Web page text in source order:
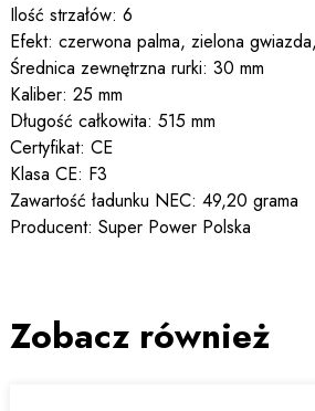
Ilość strzałów: 6
Efekt: czerwona palma, zielona
Średnica zewnętrzna rurki: 30 mm
Kaliber: 25 mm
Długość całkowita: 515 mm
Certyfikat: CE
Klasa CE: F3
Zawartość ładunku NEC: 49,20 grama
Producent: Super Power Polska
Zobacz również